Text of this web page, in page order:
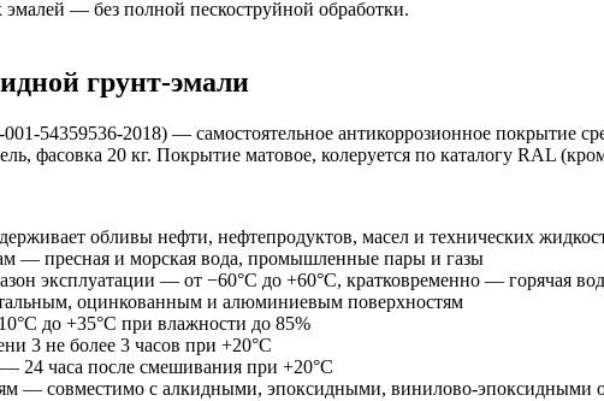
— без полной пескоструйной обработки.
грунт-эмали
54359536-2018) — самостоятельное антикоррозионное покрытие
фасовка 20 кг. Покрытие матовое, колеруется по каталогу RAL
обливы нефти, нефтепродуктов, масел и технических
— пресная и морская вода, промышленные пары и газы
эксплуатации — от −60°С до +60°С, кратковременно — горячая
оцинкованным и алюминиевым поверхностям
до +35°С при влажности до 85%
3 не более 3 часов при +20°С
24 часа после смешивания при +20°С
— совместимо с алкидными, эпоксидными, винилово-эпоксидными